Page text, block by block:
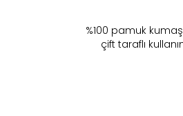
%100 pamuk
çift taraflı